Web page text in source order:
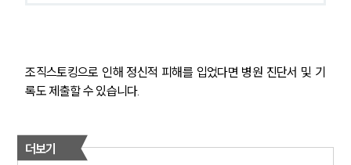
조직스토킹으로 인해 정신적 피해를 입었다면 병원 진단서 및 기
록도 제출할 수 있습니다.
더보기